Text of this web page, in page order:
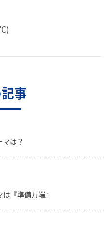
事
は？
『準備万端』